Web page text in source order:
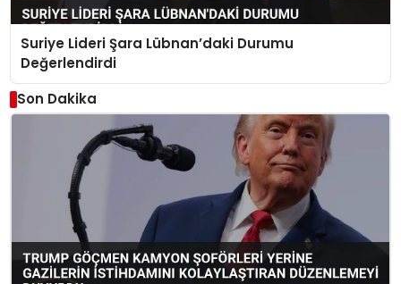
Suriye Lideri Şara Lübnan’daki Durumu
Değerlendirdi
Son Dakika